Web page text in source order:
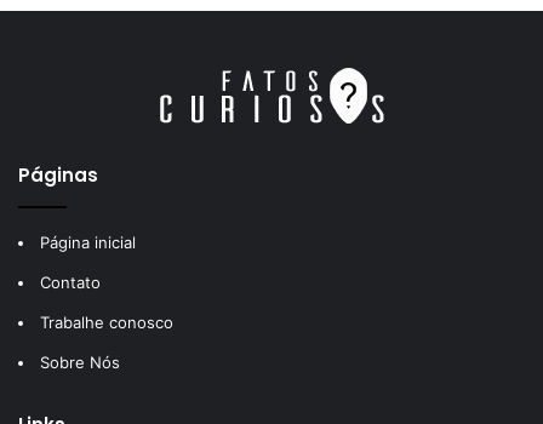
Páginas
Página inicial
Contato
Trabalhe conosco
Sobre Nós